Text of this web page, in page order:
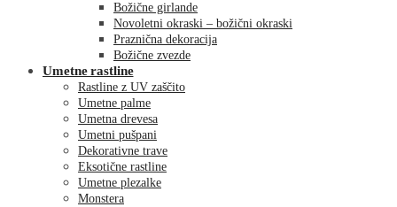
Božične girlande
Novoletni okraski – božični okraski
Praznična dekoracija
Božične zvezde
Umetne rastline
Rastline z UV zaščito
Umetne palme
Umetna drevesa
Umetni pušpani
Dekorativne trave
Eksotične rastline
Umetne plezalke
Monstera